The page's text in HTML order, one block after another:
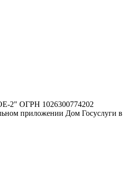
ОГРН 1026300774202
приложении Дом Госуслуги